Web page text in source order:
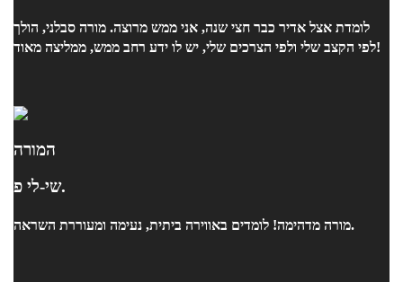
לומדת אצל אדיר כבר חצי שנה, אני ממש מרוצה. מורה סבלני, הולך
לפי הקצב שלי ולפי הצרכים שלי, יש לו ידע רחב ממש, ממליצה מאוד!
המורה
שי-לי פ.
מורה מדהימה! לומדים באווירה ביתית, נעימה ומעוררת השראה.